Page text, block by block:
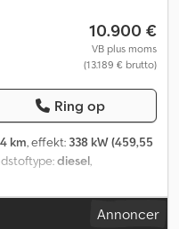
10.900 €
VB plus moms
(13.189 € brutto)
Ring op
km, effekt: 338 kW (459,55
diesel
, emissionsklasse:
2.500 mm, total
Annoncer